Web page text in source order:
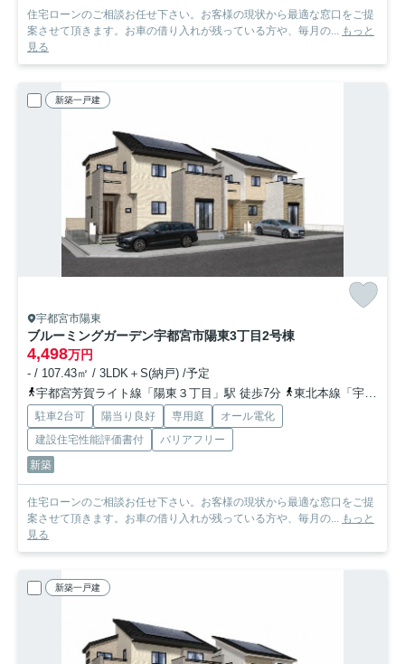
住宅ローンのご相談お任せ下さい。お客様の現状から最適な窓口をご提
案させて頂きます。お車の借り入れが残っている方や、毎月の... もっと
見る
新築一戸建
宇都宮市陽東
ブルーミングガーデン宇都宮市陽東3丁目2号棟
4,498万円
- / 107.43㎡ / 3LDK＋S(納戸) /予定
宇都宮芳賀ライト線「陽東３丁目」駅 徒歩7分
東北本線「宇都宮」駅 徒歩36分
駐車2台可 陽当り良好 専用庭
オール電化
建設住宅性能評価書付
バリアフリー
新築
住宅ローンのご相談お任せ下さい。お客様の現状から最適な窓口をご提
案させて頂きます。お車の借り入れが残っている方や、毎月の... もっと
見る
新築一戸建